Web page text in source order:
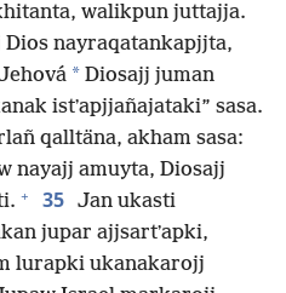
walikpun juttajja.
nayraqatankapjjta,
* Diosajj juman
istʼapjjañajataki” sasa.
qalltäna, akham sasa:
nayajj amuyta, Diosajj
+ 35 Jan ukasti
jupar ajjsartʼapki,
lurapki ukanakarojj